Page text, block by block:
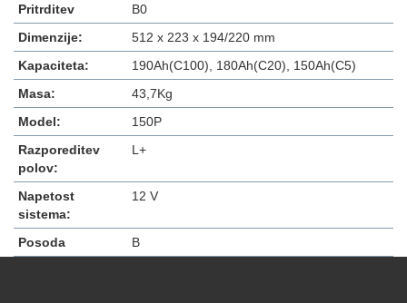
Pritrditev
B0
Dimenzije:
512 x 223 x 194/220 mm
Kapaciteta:
190Ah(C100), 180Ah(C20), 150Ah(C5)
Masa:
43,7Kg
Model:
150P
Razporeditev
polov:
L+
Napetost
sistema:
12 V
Posoda B